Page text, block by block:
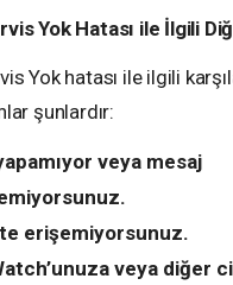
Yok Hatası ile İlgili
Yok hatası ile ilgili
şunlardır:
veya mesaj
erişemiyorsunuz.
veya diğer